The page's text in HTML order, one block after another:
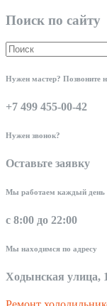
Поиск по сайту
Нужен мастер? Позвоните
+7 499 455-00-42
Нужен звонок?
Оставьте заявку
Мы работаем каждый день
с 8:00 до 22:00
Мы находимся по адресу
Ходынская улица,